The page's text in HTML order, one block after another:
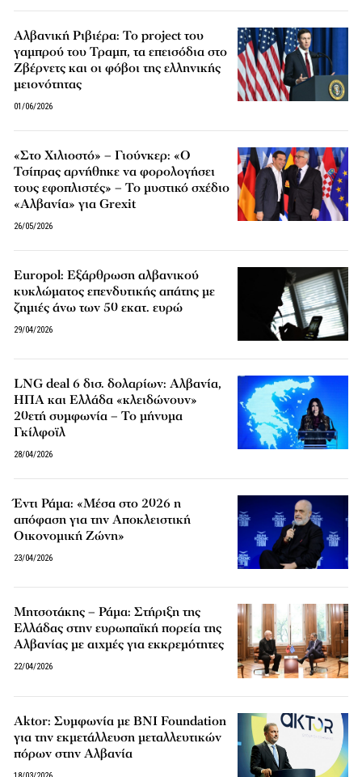
Αλβανική Ριβιέρα: Το project του
γαμπρού του Τραμπ, τα επεισόδια στο
Ζβέρνετς και οι φόβοι της ελληνικής
μειονότητας
01/06/2026
«Στο Χιλιοστό» – Γιούνκερ: «Ο
Τσίπρας αρνήθηκε να φορολογήσει
τους εφοπλιστές» – Το μυστικό σχέδιο
«Αλβανία» για Grexit
26/05/2026
Europol: Εξάρθρωση αλβανικού
κυκλώματος επενδυτικής απάτης με
ζημιές άνω των 50 εκατ. ευρώ
29/04/2026
LNG deal 6 δισ. δολαρίων: Αλβανία,
ΗΠΑ και Ελλάδα «κλειδώνουν»
20ετή συμφωνία – Το μήνυμα
Γκίλφοϊλ
28/04/2026
Έντι Ράμα: «Μέσα στο 2026 η
απόφαση για την Αποκλειστική
Οικονομική Ζώνη»
23/04/2026
Μητσοτάκης – Ράμα: Στήριξη της
Ελλάδας στην ευρωπαϊκή πορεία της
Αλβανίας με αιχμές για εκκρεμότητες
22/04/2026
Aktor: Συμφωνία με BNI Foundation
για την εκμετάλλευση μεταλλευτικών
πόρων στην Αλβανία